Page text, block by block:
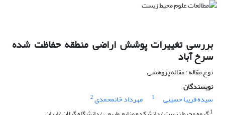
بررسی تغییرات پوشش اراضی منطقه حفاظت شده
سرخ آباد
نوع مقاله : مقاله پژوهشی
نویسندگان
سیده فریبا حسینی
1 مهرداد خانمحمدی2
1